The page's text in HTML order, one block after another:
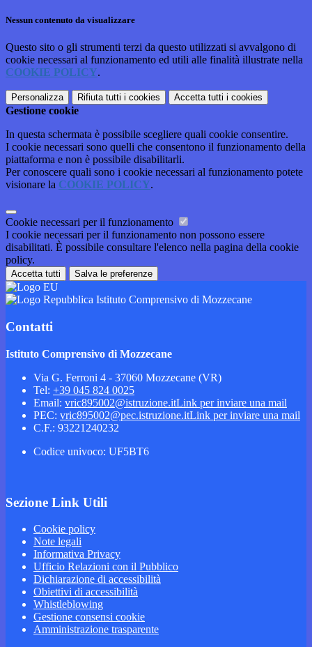
Nessun contenuto da visualizzare
Questo sito o gli strumenti terzi da questo utilizzati si avvalgono di
cookie necessari al funzionamento ed utili alle finalità illustrate nella
COOKIE POLICY.
Personalizza Rifiuta tutti i cookies Accetta tutti i cookies
Gestione cookie
In questa schermata è possibile scegliere quali cookie consentire.
I cookie necessari sono quelli che consentono il funzionamento della
piattaforma e non è possibile disabilitarli.
Per conoscere quali sono i cookie necessari al funzionamento potete
visionare la COOKIE POLICY.
Cookie necessari per il funzionamento
I cookie necessari per il funzionamento non possono essere
disabilitati. È possibile consultare l'elenco nella pagina della cookie
policy.
Accetta tutti Salva le preferenze
Istituto Comprensivo di Mozzecane
Contatti
Istituto Comprensivo di Mozzecane
Via G. Ferroni 4 - 37060 Mozzecane (VR)
Tel: +39 045 824 0025
Email: vric895002@istruzione.itLink per inviare una mail
PEC: vric895002@pec.istruzione.itLink per inviare una mail
C.F.: 93221240232
Codice univoco: UF5BT6
Sezione Link Utili
Cookie policy
Note legali
Informativa Privacy
Ufficio Relazioni con il Pubblico
Dichiarazione di accessibilità
Obiettivi di accessibilità
Whistleblowing
Gestione consensi cookie
Amministrazione trasparente